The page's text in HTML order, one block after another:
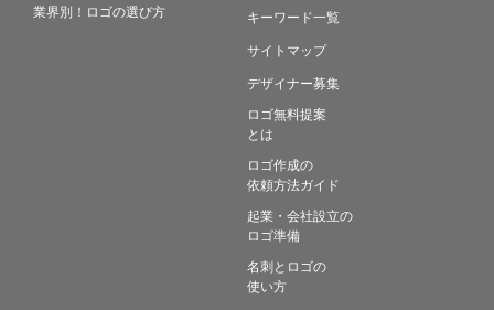
業界別！ロゴの選び方
キーワード一覧
サイトマップ
デザイナー募集
ロゴ無料提案
とは
ロゴ作成の
依頼方法ガイド
起業・会社設立の
ロゴ準備
名刺とロゴの
使い方